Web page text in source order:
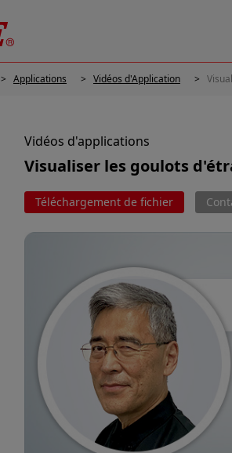
Applications Vidéos d'Application
Vidéos d'applications
Visualiser les goulots
Téléchargement de fichier